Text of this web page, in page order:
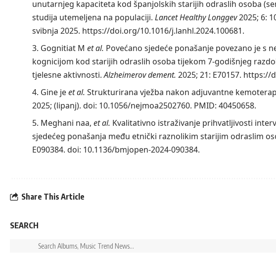
unutarnjeg kapacitetа kod španjolskih starijih odraslih osoba
studija utemeljena na populaciji. Lancet Healthy Longgev2025; 6:
svibnja 2025. https://doi.org/10.1016/j.lanhl.2024.100681.
Gognitiat M et al. Povećano sjedeće ponašanje povezano je s
kognicijom kod starijih odraslih osoba tijekom 7-godišnjeg
tjelesne aktivnosti.Alzheimerov dement. 2025; 21: E70157. https://
Gine jeet al. Strukturirana vježba nakon adjuvantne
2025; (lipanj). doi: 10.1056/nejmoa2502760. PMID: 40450658.
Meghani naa, et al. Kvalitativno istraživanje prihvatljivosti
sjedećeg ponašanja među etnički raznolikim starijim odraslim
E090384. doi: 10.1136/bmjopen-2024-090384.
Share This Article
SEARCH